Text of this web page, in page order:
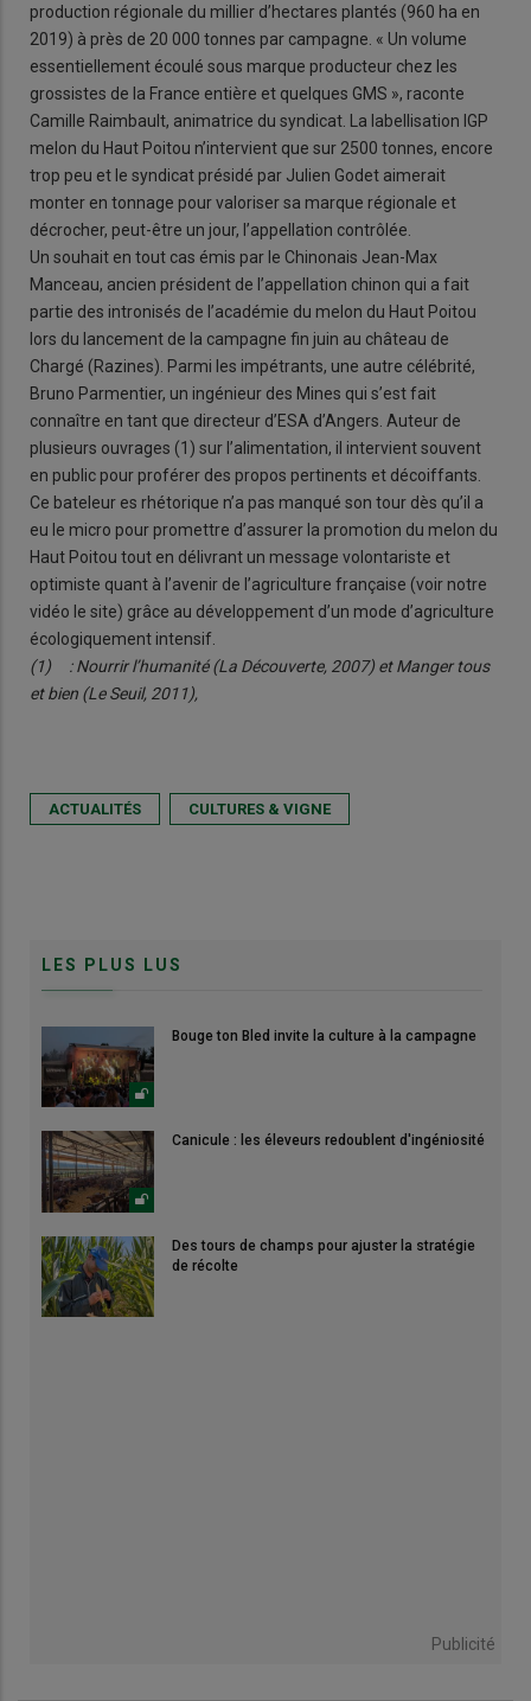
production régionale du millier d’hectares plantés (960 ha en
2019) à près de 20 000 tonnes par campagne. « Un volume
essentiellement écoulé sous marque producteur chez les
grossistes de la France entière et quelques GMS », raconte
Camille Raimbault, animatrice du syndicat. La labellisation IGP
melon du Haut Poitou n’intervient que sur 2500 tonnes, encore
trop peu et le syndicat présidé par Julien Godet aimerait
monter en tonnage pour valoriser sa marque régionale et
décrocher, peut-être un jour, l’appellation contrôlée.
Un souhait en tout cas émis par le Chinonais Jean-Max
Manceau, ancien président de l’appellation chinon qui a fait
partie des intronisés de l’académie du melon du Haut Poitou
lors du lancement de la campagne fin juin au château de
Chargé (Razines). Parmi les impétrants, une autre célébrité,
Bruno Parmentier, un ingénieur des Mines qui s’est fait
connaître en tant que directeur d’ESA d’Angers. Auteur de
plusieurs ouvrages (1) sur l’alimentation, il intervient souvent
en public pour proférer des propos pertinents et décoiffants.
Ce bateleur es rhétorique n’a pas manqué son tour dès qu’il a
eu le micro pour promettre d’assurer la promotion du melon du
Haut Poitou tout en délivrant un message volontariste et
optimiste quant à l’avenir de l’agriculture française (voir notre
vidéo le site) grâce au développement d’un mode d’agriculture
écologiquement intensif.
(1) : Nourrir l’humanité (La Découverte, 2007) et Manger tous
et bien (Le Seuil, 2011),
ACTUALITÉS CULTURES & VIGNE
LES PLUS LUS
Bouge ton Bled invite la culture à la campagne
Canicule : les éleveurs redoublent d'ingéniosité
Des tours de champs pour ajuster la stratégie
de récolte
Publicité